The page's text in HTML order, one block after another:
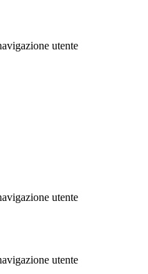
utente
utente
utente